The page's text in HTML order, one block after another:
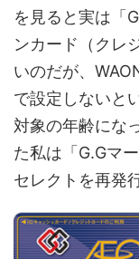
を見ると実は「
ンカード（クレ
いのだが、
で設定しないと
対象の年齢にな
た私は「G.Gマ
セレクトを再発